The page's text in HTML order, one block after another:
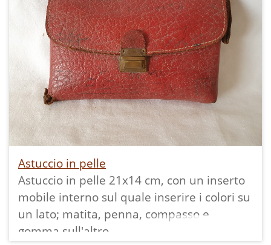
Astuccio in pelle
Astuccio in pelle 21x14 cm, con un inserto
mobile interno sul quale inserire i colori su
un lato; matita, penna, compasso e
gomma sull'altro.